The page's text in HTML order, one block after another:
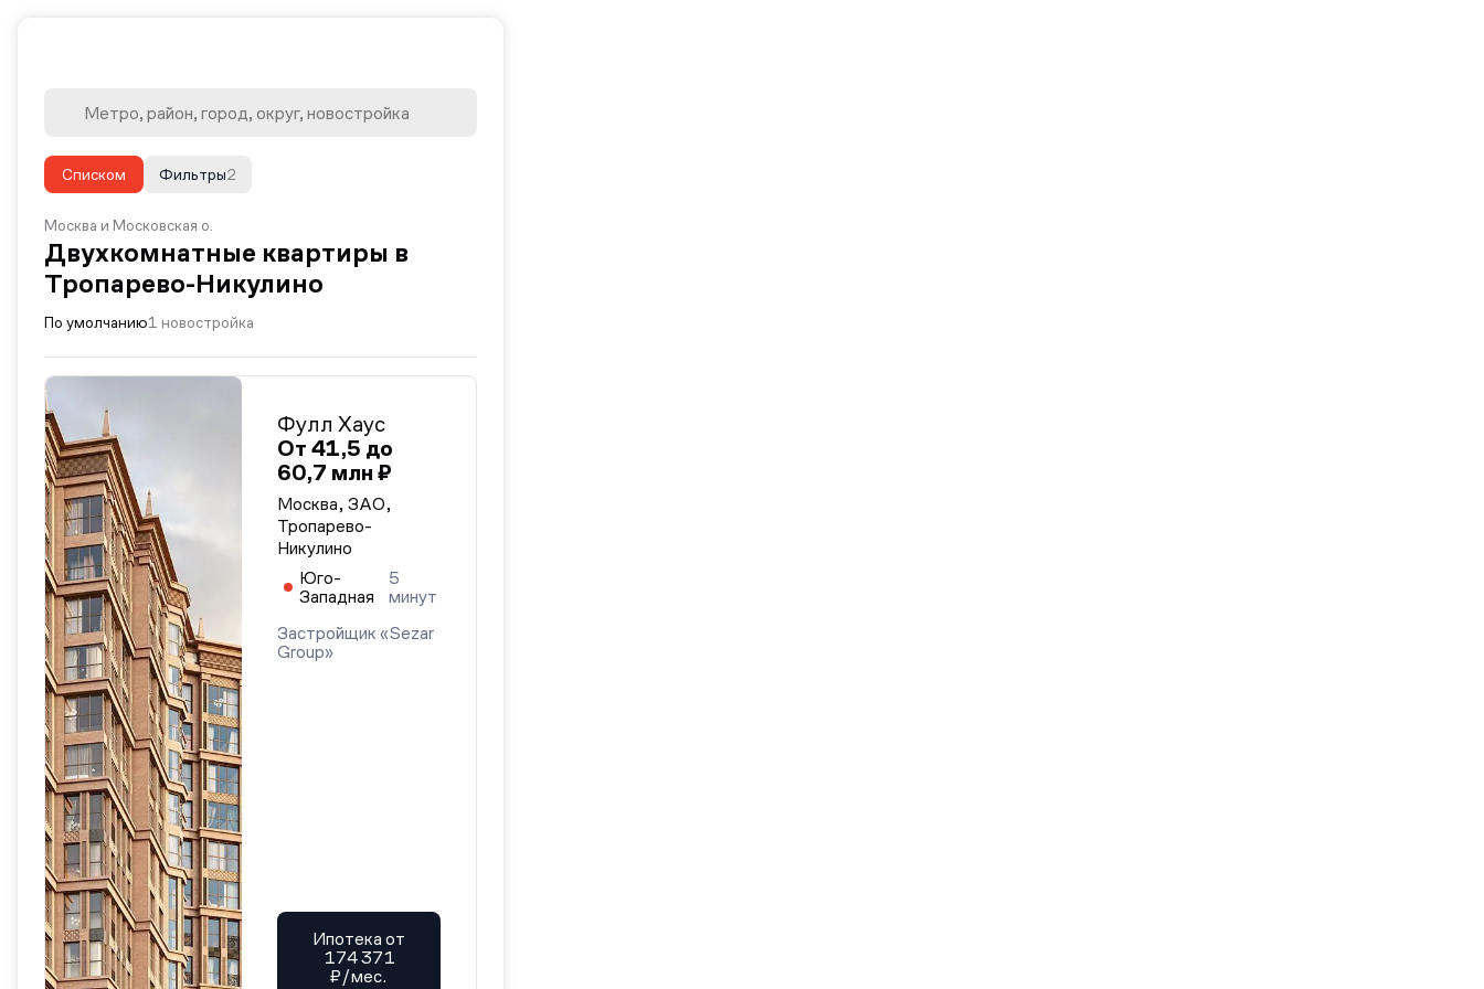
Списком 2
Фильтры
Москва и Московская о.
Двухкомнатные квартиры в
Тропарево-Никулино
По умолчанию1 новостройка
Фулл Хаус
От 41,5 до
60,7 млн ₽
Москва, ЗАО,
Тропарево-
Никулино
Юго-
Западная
5
минут
Застройщик «Sezar
Group»
Ипотека от
174 371
₽/мес.